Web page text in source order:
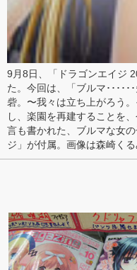
9月8日、「 ドラゴンエイジ
た。今回は、「ブルマ････
砦。〜我々は立ち上がろう
し、楽園を再建することを
言も書かれた、ブルマな女
ジ」が付属。画像は森崎くる